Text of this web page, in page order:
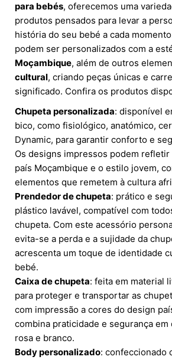
para bebés, oferecemos uma
produtos pensados para levar a
história do seu bebé a cada
podem ser personalizados com a
Moçambique, além de outros
cultural, criando peças únicas e
significado. Confira os produtos
Chupeta personalizada: disponível
bico, como fisiológico, anatómico,
Dynamic, para garantir conforto e
Os designs impressos podem refletir
país Moçambique e o estilo jovem,
elementos que remetem à cultura
Prendedor de chupeta: prático e
plástico lavável, compatível com
chupeta. Com este acessório
evita-se a perda e a sujidade da
acrescenta um toque de identidade
bebé.
Caixa de chupeta: feita em material
para proteger e transportar as
com impressão a cores do design
combina praticidade e segurança em
rosa e branco.
Body personalizado: confeccionado